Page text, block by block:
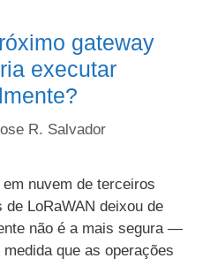
gateway
executar
R. Salvador
nuvem de terceiros
LoRaWAN deixou de
não é a mais segura —
que as operações